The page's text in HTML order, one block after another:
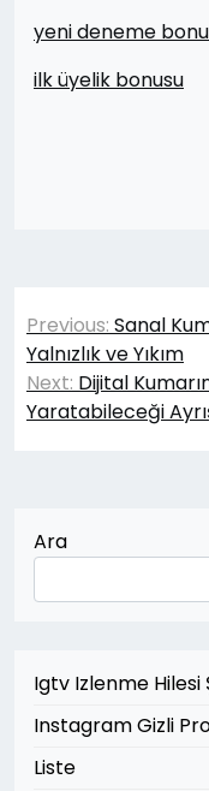
yeni deneme
ilk üyelik bonusu
Yazı
gezinmesi
Previous: Sanal
Yalnızlık ve Yıkım
Next: Dijital
Yaratabileceği
Ara
Igtv Izlenme Hilesi
Instagram Gizli
Liste